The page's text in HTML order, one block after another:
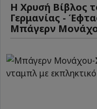
Η Χρυσή Βίβλος
Γερμανίας -
Μπάγερν